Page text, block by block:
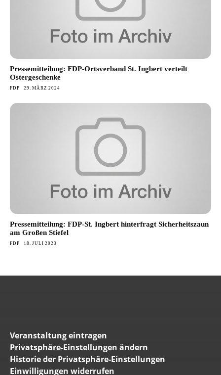
Pressemitteilung: FDP-Ortsverband St. Ingbert verteilt
Ostergeschenke
FDP 29. MÄRZ 2024
Pressemitteilung: FDP-St. Ingbert hinterfragt Sicherheitszaun
am Großen Stiefel
FDP 18. JULI 2023
Veranstaltung eintragen
Privatsphäre-Einstellungen ändern
Historie der Privatsphäre-Einstellungen
Einwilligungen widerrufen